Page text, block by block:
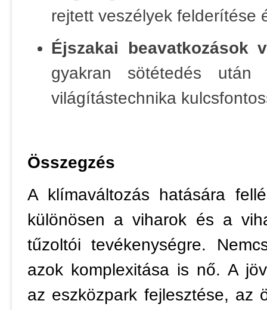
rejtett veszélyek felderítése
Éjszakai beavatkozások
gyakran sötétedés
világítástechnika
Összegzés
A klímaváltozás hatására
különösen a viharok és a
tűzoltói tevékenységre.
azok komplexitása is nő. A
az eszközpark fejlesztése, az